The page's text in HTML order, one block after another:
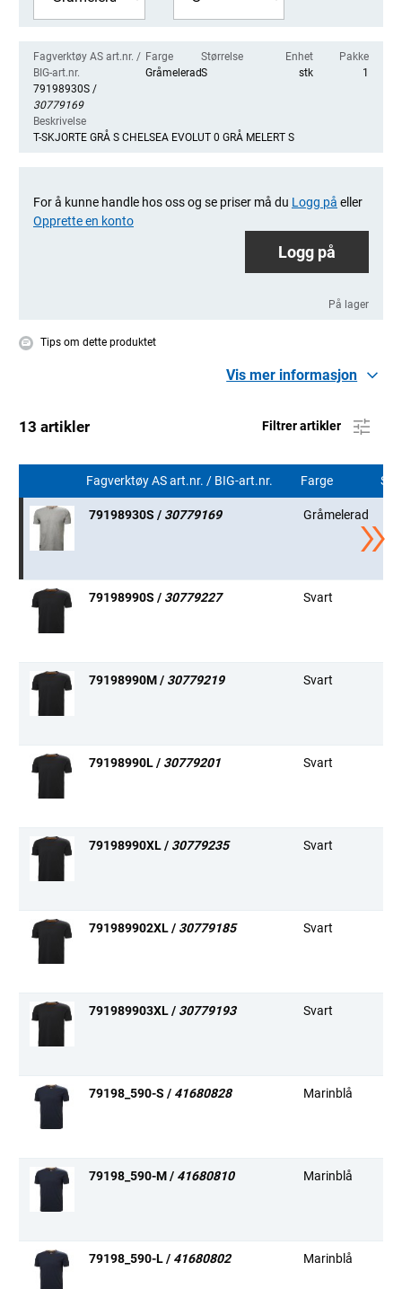
Fagverktøy AS art.nr. /
BIG-art.nr.
79198930S /
30779169
Farge
Gråmelerad
Størrelse
S
Enhet
stk
Pakke
1
Beskrivelse
T-SKJORTE GRÅ S CHELSEA EVOLUT 0 GRÅ MELERT S
For å kunne handle hos oss og se priser må du Logg på eller
Opprette en konto
Logg på
På lager
Tips om dette produktet
Vis mer informasjon
13 artikler Filtrer artikler
Fagverktøy AS art.nr. / BIG-art.nr. Farge
79198930S / 30779169 Gråmelerad
79198990S / 30779227 Svart
79198990M / 30779219 Svart
79198990L / 30779201 Svart
79198990XL / 30779235 Svart
791989902XL / 30779185 Svart
791989903XL / 30779193 Svart
79198_590-S / 41680828 Marinblå
79198_590-M / 41680810 Marinblå
79198_590-L / 41680802 Marinblå